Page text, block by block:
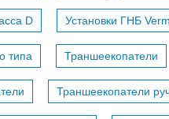
D Установки ГНБ
типа Траншеекопатели
Траншеекопатели